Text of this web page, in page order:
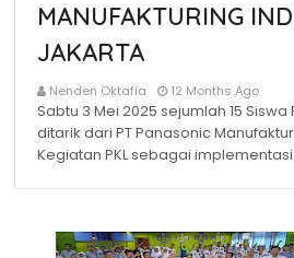
MANUFAKTURING
JAKARTA
Nenden Oktafia 12 Months Ago
Sabtu 3 Mei 2025 sejumlah 15 Siswa
ditarik dari PT Panasonic
Kegiatan PKL sebagai implementasi